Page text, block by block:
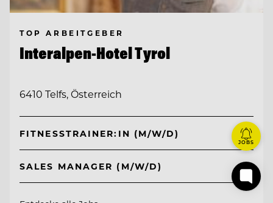
TOP ARBEITGEBER
Interalpen-Hotel Tyrol
6410 Telfs, Österreich
FITNESSTRAINER:IN (M/W/D)
SALES MANAGER (M/W/D)
JOBS